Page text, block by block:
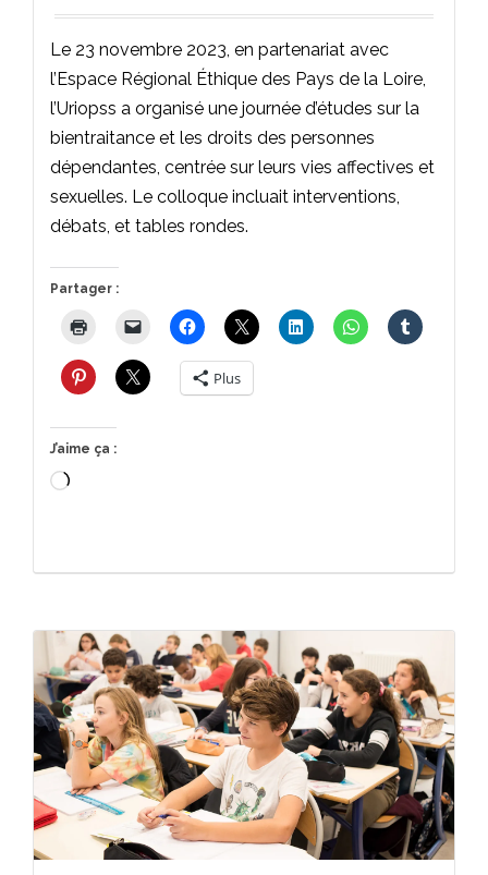
Le 23 novembre 2023, en partenariat avec
l’Espace Régional Éthique des Pays de la Loire,
l’Uriopss a organisé une journée d’études sur la
bientraitance et les droits des personnes
dépendantes, centrée sur leurs vies affectives et
sexuelles. Le colloque incluait interventions,
débats, et tables rondes.
Partager :
Plus
J’aime ça :
Chargement…